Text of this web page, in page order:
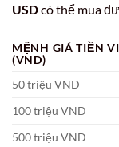
USDcó thể mua
MỆNH GIÁ TIỀN
(VND)
50 triệu VND
100 triệu VND
500 triệu VND